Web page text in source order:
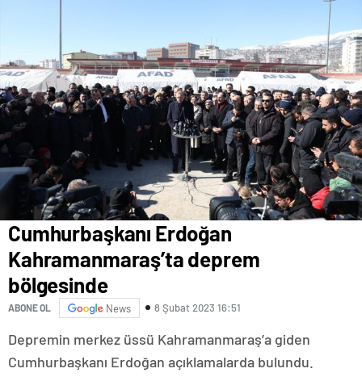
Cumhurbaşkanı Erdoğan
Kahramanmaraş’ta deprem
bölgesinde
ABONE OL News 8 Şubat 2023 16:51
Depremin merkez üssü Kahramanmaraş’a giden
Cumhurbaşkanı Erdoğan açıklamalarda bulundu.